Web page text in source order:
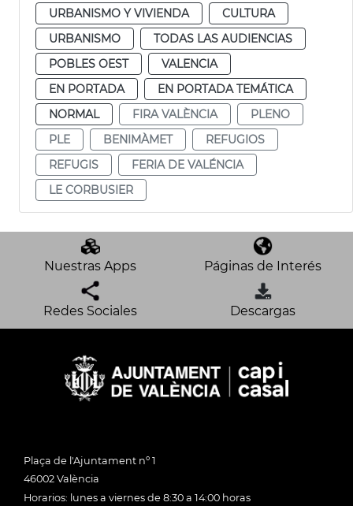
URBANISMO Y VIVIENDA
CULTURA
URBANISMO
TODAS LAS AUDIENCIAS
POBLES OEST
VALENCIA
EN PORTADA
EN PORTADA TEMÁTICA
NORMAL
FIRA VALÈNCIA
PLENO
PLE
BENIMÀMET
REFUGIOS
REFUGIS
FERIA DE VALÉNCIA
LE CORBUSIER
Nuestras Apps Páginas de Interés
Redes Sociales Descargas
Plaça de l'Ajuntament nº 1
46002 València
Horarios: lunes a viernes de 8:30 a 14:00 horas